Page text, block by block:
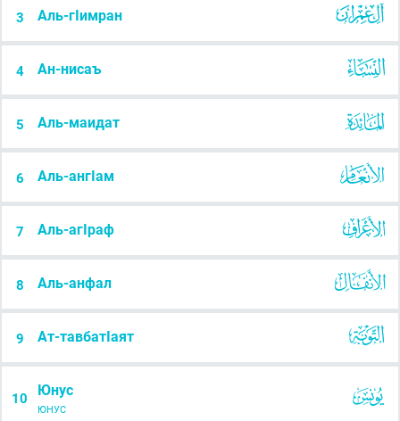
3 Аль-гIимран
4 Ан-нисаъ
5 Аль-маидат
6 Аль-ангIам
7 Аль-агIраф
8 Аль-анфал
9 Ат-тавбатIаят
10 Юнус
ЮНУС